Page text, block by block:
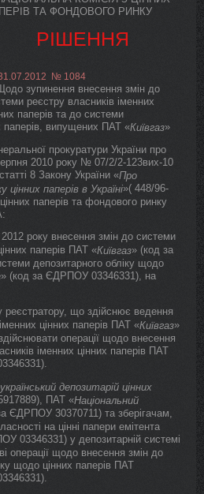
ТА ФОНДОВОГО РИНКУ
РІШЕННЯ
№ 1084
зупинення внесення змін до
реєстру власників іменних
паперів та до системи
паперів, випущених ПАТ «Київгаз»
прокуратури України про
2010 року № 07/2/2-123вих-10
статті 8 Закону України «Про
паперів в Україні»( 448/96-
паперів та фондового ринку
року внесення змін до системи
паперів ПАТ «Київгаз» (код за
депозитарного обліку щодо
» (код за ЄДРПОУ 03346331), на
реєстратору, що здійснює ведення
цінних паперів ПАТ «Київгаз»
операції щодо внесення
іменних цінних паперів ПАТ
депозитарій цінних
ПАТ «Національний
ЄДРПОУ 30370711) та зберігачам,
на цінні папери емітента
03346331) у депозитарній системі
операції щодо внесення змін до
щодо цінних паперів ПАТ